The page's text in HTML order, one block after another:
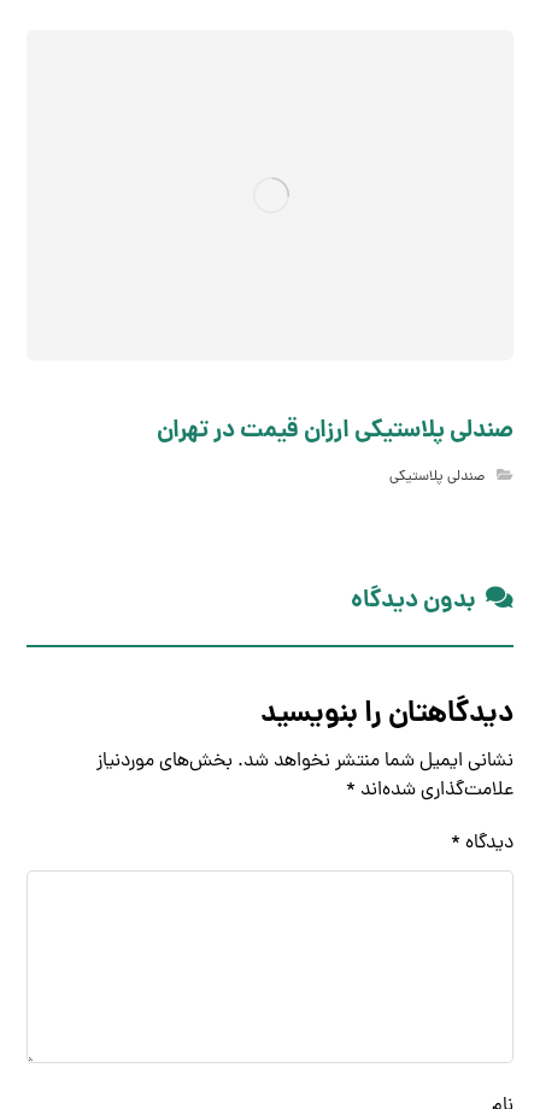
صندلی پلاستیکی ارزان قیمت در تهران
صندلی پلاستیکی
بدون دیدگاه
دیدگاهتان را بنویسید
نشانی ایمیل شما منتشر نخواهد شد. بخش‌های موردنیاز
علامت‌گذاری شده‌اند *
دیدگاه *